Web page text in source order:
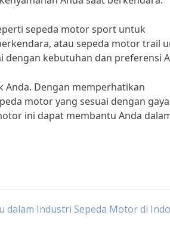
sepeda motor sport untuk
atau sepeda motor trail
dengan kebutuhan dan preferensi
Anda. Dengan memperhatikan
motor yang sesuai dengan gaya
ini dapat membantu Anda
dalam Industri Sepeda Motor di